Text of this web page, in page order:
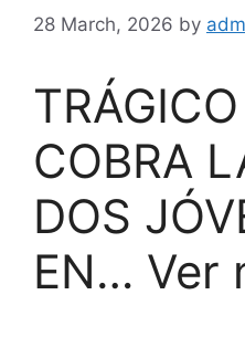
28 March, 2026 by
COBRA
DOS
EN… Ver